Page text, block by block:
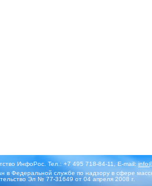
ИнфоРос. Тел.: +7 495 718-84-11, E-mail:
Федеральной службе по надзору в сфере
Эл № 77-31649 от 04 апреля 2008 г.